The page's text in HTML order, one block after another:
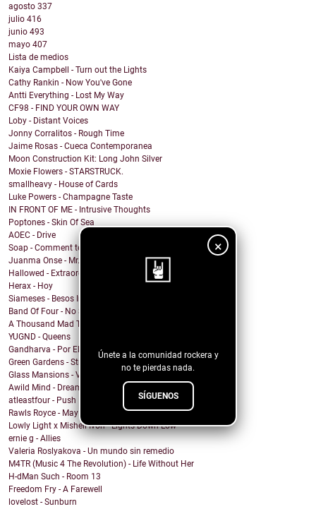
×
Únete a la comunidad rockera y
no te pierdas nada.
SÍGUENOS
agosto 337
julio 416
junio 493
mayo 407
Lista de medios
Kaiya Campbell - Turn out the Lights
Cathy Rankin - Now You've Gone
Antti Everything - Lost My Way
CF98 - FIND YOUR OWN WAY
Loby - Distant Voices
Jonny Corralitos - Rough Time
Jaime Rosas - Cueca Contemporanea
Moon Construction Kit: Long John Silver
Moxie Flowers - STARSTRUCK.
smallheavy - House of Cards
Luke Powers - Champagne Taste
IN FRONT OF ME - Intrusive Thoughts
Poptones - Skin Of Sea
AOEC - Drive
Soap - Comment te dire adieu
Juanma Onse - Mr. Robot
Hallowed - Extraordinary Boy
Herax - Hoy
Siameses - Besos Inconexos
Band Of Four - No Sound
A Thousand Mad Things - Girl
YUGND - Queens
Gandharva - Por El Rockanroll
Green Gardens - Stroom
Glass Mansions - VIOLET
Awild Mind - Dreamer
atleastfour - Push
Rawls Royce - May Days
Lowly Light x Mishell Ivon - Lights Down Low
ernie g - Allies
Valeria Roslyakova - Un mundo sin remedio
M4TR (Music 4 The Revolution) - Life Without Her
H-dMan Such - Room 13
Freedom Fry - A Farewell
lovelost - Sunburn